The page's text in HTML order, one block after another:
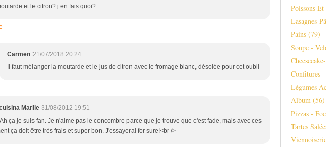
et le citron? j en fais quoi?
Carmen 21/07/2018 20:24
Il faut mélanger la moutarde et le jus de citron avec le fromage blanc, désolée pour cet oubli
Mariie 31/08/2012 19:51
ça je suis fan. Je n'aime pas le concombre parce que je trouve que c'est fade, mais avec ces
ça doit être très frais et super bon. J'essayerai for sure!<br />
Poissons Et
Lasagnes-
Pains (79)
Soupe -
Confitures
Légumes
Album (56)
Pizzas -
Tartes